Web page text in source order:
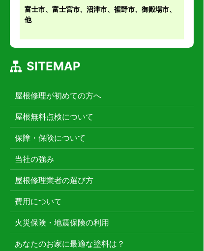
富士市、富士宮市、沼津市、裾野市、御殿場市、
他
SITEMAP
屋根修理が初めての方へ
屋根無料点検について
保障・保険について
当社の強み
屋根修理業者の選び方
費用について
火災保険・地震保険の利用
あなたのお家に最適な塗料は？